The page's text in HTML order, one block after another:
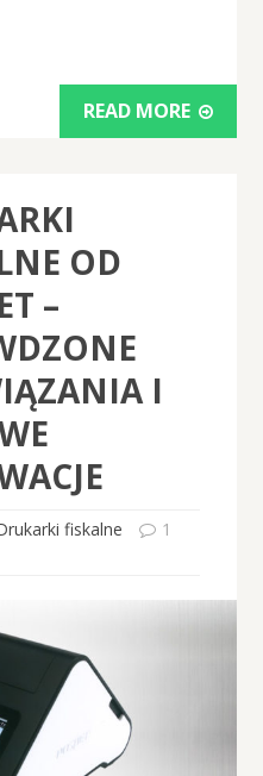
READ MORE
OD
–
I
fiskalne
1